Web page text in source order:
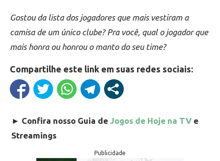
Gostou da lista dos jogadores que mais vestiram a
camisa de um único clube? Pra você, qual o jogador que
mais honra ou honrou o manto do seu time?
Compartilhe este link em suas redes sociais:
► Confira nosso Guia de Jogos de Hoje na TV e
Streamings
Publicidade